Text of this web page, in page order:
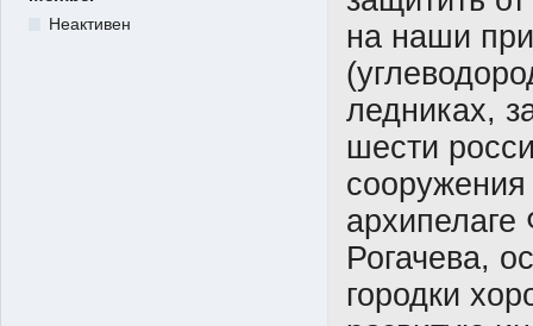
Неактивен
на наши
ледниках,
шести
Рогачева,
городки